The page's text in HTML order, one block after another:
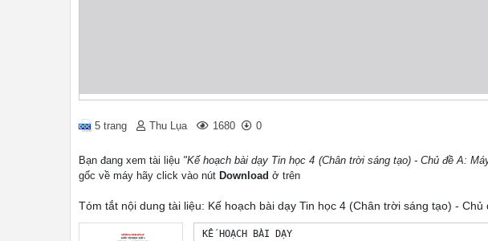
5 trang Thu Lụa 1680 0
Bạn đang xem tài liệu "Kế hoạch bài dạy Tin học 4 (Chân trời sáng tạo) - Chủ đề A:
gốc về máy hãy click vào nút Download ở trên
Tóm tắt nội dung tài liệu: Kế hoạch bài dạy Tin học 4 (Chân trời sáng tạo) -
KẾ HOẠCH BÀI DẠY